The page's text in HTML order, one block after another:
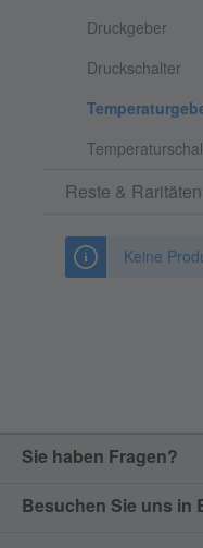
Druckgeber
Druckschalter
Reste & Raritäten
Keine
Sie haben Fragen?
Besuchen Sie uns in